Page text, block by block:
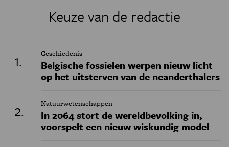
Keuze van de redactie
Geschiedenis
Belgische fossielen werpen nieuw licht
op het uitsterven van de neanderthalers
Natuurwetenschappen
In 2064 stort de wereldbevolking in,
voorspelt een nieuw wiskundig model